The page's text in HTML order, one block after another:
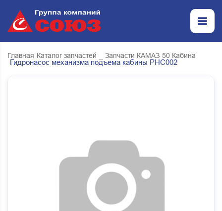
Главная Каталог запчастей _ Запчасти КАМАЗ 50 Кабина
Гидронасос механизма подъема кабины PHC002